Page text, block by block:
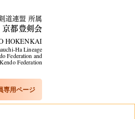
道連盟 所属
京都豊剣会
HOKENKAI
Ha Lineage​
Federation and
Federation
専用ページ